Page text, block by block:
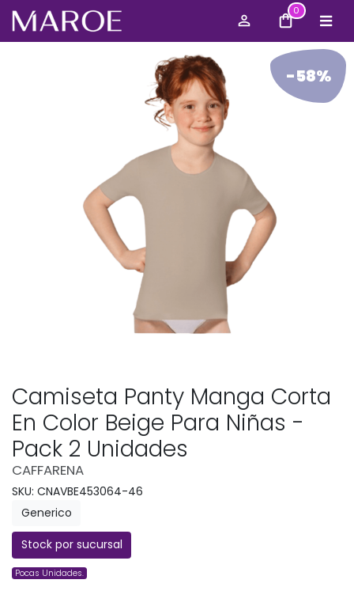
0
-58%
Camiseta Panty Manga Corta
En Color Beige Para Niñas -
Pack 2 Unidades
CAFFARENA
SKU: CNAVBE453064-46
Generico
Stock por sucursal
Pocas Unidades.